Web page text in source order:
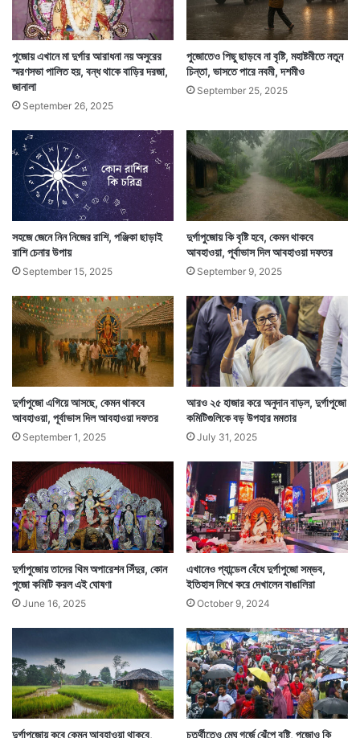
মহিষাসুর জন্মগ্রহণ করেন তিনবার। ত্রিবিধ রূপ ধারণ করে তাঁকে
প্রথমে অষ্টাদশভুজা উগ্রচণ্ডা রূপে, দ্বিতীয়বার ভদ্রকালী এবং
তৃতীয়বার বধ করলেন দশভুজা দেবী দুর্গা রূপে। দুর্গাই হলেন পরমা
প্রকৃতি। শিবপত্নী দেবী বিশ্বের আদি কারণ।
রাত্রিকালে স্বপ্নে ভদ্রকালী মূর্তি দেখলেন মহিষাসুর। শুরু করলেন
তাঁর আরাধনা। আরাধনায় প্রীত ও প্রসন্ন দেবী এলেন। নিবেদিত
হৃদয়মন মহিষাসুর জানালেন, ‘আপনার হাতে মৃত্যুর জন্য কোনও
দুঃখ বা ক্ষোভ নেই এতটুকুও। কিন্তু আপনার সঙ্গে আমিও যাতে
সকলের পূজিত হই তারই ব্যবস্থা করুন দেবী। এছাড়া আর কিছুই
চাই না আমি।’
‌পুজোয় এখানে মা দুর্গার আরাধনা নয় অসুরের
স্মরণসভা পালিত হয়, বন্ধ থাকে বাড়ির দরজা,
জানালা
September 26, 2025
পুজোতেও পিছু ছাড়বে না বৃষ্টি, মহাষ্টমীতে নতুন
চিন্তা, ভাসতে পারে নবমী, দশমীও
September 25, 2025
সহজে জেনে নিন নিজের রাশি, পঞ্জিকা ছাড়াই
রাশি চেনার উপায়
September 15, 2025
দুর্গাপুজোয় কি বৃষ্টি হবে, কেমন থাকবে
আবহাওয়া, পূর্বাভাস দিল আবহাওয়া দফতর
September 9, 2025
দুর্গাপুজো এগিয়ে আসছে, কেমন থাকবে
আবহাওয়া, পূর্বাভাস দিল আবহাওয়া দফতর
September 1, 2025
আরও ২৫ হাজার করে অনুদান বাড়ল, দুর্গাপুজো
কমিটিগুলিকে বড় উপহার মমতার
July 31, 2025
দুর্গাপুজোয় তাদের থিম অপারেশন সিঁদুর, কোন
পুজো কমিটি করল এই ঘোষণা
June 16, 2025
এখানেও প্যান্ডেল বেঁধে দুর্গাপুজো সম্ভব,
ইতিহাস লিখে করে দেখালেন বাঙালিরা
October 9, 2024
দুর্গাপুজোয় কবে কেমন আবহাওয়া থাকবে,
চতুর্থীতেও মেঘ গর্জে ঝেঁপে বৃষ্টি, পুজোও কি